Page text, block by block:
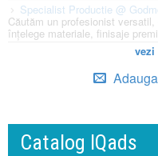
Specialist Productie @
Căutăm un profesionist
înțelege materiale, finisaje
vezi
Catalog IQads